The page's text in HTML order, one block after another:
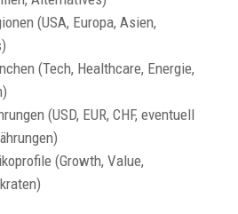
(USA, Europa, Asien,
(Tech, Healthcare, Energie,
(USD, EUR, CHF, eventuell
(Growth, Value,